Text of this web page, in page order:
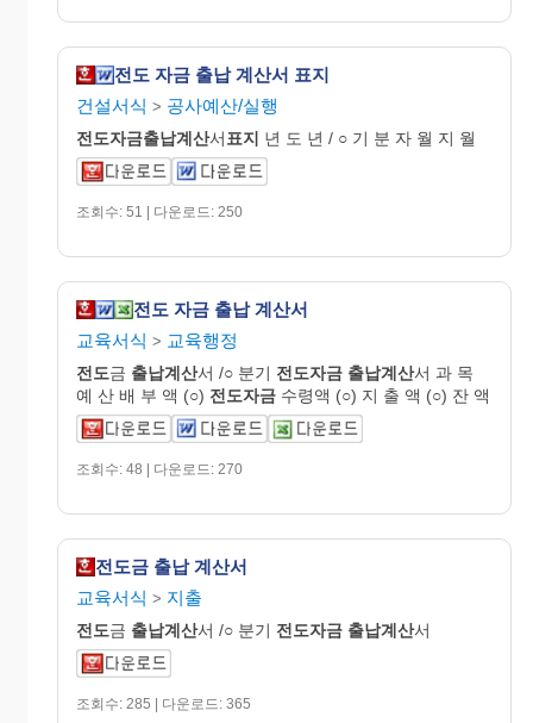
전도 자금 출납 계산서 표지
건설서식 > 공사예산/실행
전도자금출납계산서 표지 년 도 년 / ○ 기 분 자 월 지 월
조회수: 51 | 다운로드: 250
전도 자금 출납 계산서
교육서식 > 교육행정
전도금 출납계산서 /○ 분기 전도자금 출납계산서 과 목
예 산 배 부 액 (○) 전도자금 수령액 (○) 지 출 액 (○) 잔 액
조회수: 48 | 다운로드: 270
전도금 출납 계산서
교육서식 > 지출
전도금 출납계산서 /○ 분기 전도자금 출납계산서
조회수: 285 | 다운로드: 365